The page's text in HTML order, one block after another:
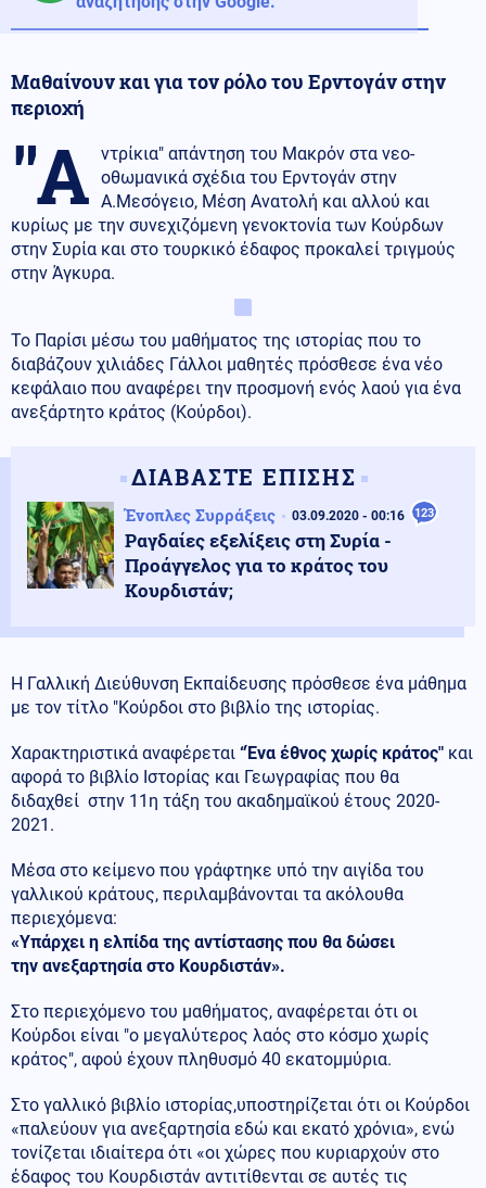
Μαθαίνουν και για τον ρόλο του Ερντογάν στην
περιοχή
"Α ντρίκια" απάντηση του Μακρόν στα νεο-
οθωμανικά σχέδια του Ερντογάν στην
Α.Μεσόγειο, Μέση Ανατολή και αλλού και
κυρίως με την συνεχιζόμενη γενοκτονία των Κούρδων
στην Συρία και στο τουρκικό έδαφος προκαλεί τριγμούς
στην Άγκυρα.
Το Παρίσι μέσω του μαθήματος της ιστορίας που το
διαβάζουν χιλιάδες Γάλλοι μαθητές πρόσθεσε ένα νέο
κεφάλαιο που αναφέρει την προσμονή ενός λαού για ένα
ανεξάρτητο κράτος (Κούρδοι).
ΔΙΑΒΑΣΤΕ ΕΠΙΣΗΣ
Ένοπλες Συρράξεις 03.09.2020 - 00:16 123
Ραγδαίες εξελίξεις στη Συρία -
Προάγγελος για το κράτος του
Κουρδιστάν;
Η Γαλλική Διεύθυνση Εκπαίδευσης πρόσθεσε ένα μάθημα
με τον τίτλο "Κούρδοι στο βιβλίο της ιστορίας.
Χαρακτηριστικά αναφέρεται “Ένα έθνος χωρίς κράτος" και
αφορά το βιβλίο Ιστορίας και Γεωγραφίας που θα
διδαχθεί στην 11η τάξη του ακαδημαϊκού έτους 2020-
2021.
Μέσα στο κείμενο που γράφτηκε υπό την αιγίδα του
γαλλικού κράτους, περιλαμβάνονται τα ακόλουθα
περιεχόμενα:
«Υπάρχει η ελπίδα της αντίστασης που θα δώσει
την ανεξαρτησία στο Κουρδιστάν».
Στο περιεχόμενο του μαθήματος, αναφέρεται ότι οι
Κούρδοι είναι "ο μεγαλύτερος λαός στο κόσμο χωρίς
κράτος", αφού έχουν πληθυσμό 40 εκατομμύρια.
Στο γαλλικό βιβλίο ιστορίας,υποστηρίζεται ότι οι Κούρδοι
«παλεύουν για ανεξαρτησία εδώ και εκατό χρόνια», ενώ
τονίζεται ιδιαίτερα ότι «οι χώρες που κυριαρχούν στο
έδαφος του Κουρδιστάν αντιτίθενται σε αυτές τις